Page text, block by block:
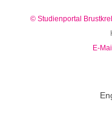
© Studienportal
E-